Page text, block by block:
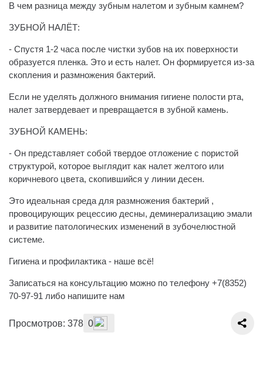
В чем разница между зубным налетом и зубным камнем?
ЗУБНОЙ НАЛЁТ:
- Спустя 1-2 часа после чистки зубов на их поверхности
образуется пленка. Это и есть налет. Он формируется из-за
скопления и размножения бактерий.
️Если не уделять должного внимания гигиене полости рта,
налет затвердевает и превращается в зубной камень.
ЗУБНОЙ КАМЕНЬ:
- Он представляет собой твердое отложение с пористой
структурой, которое выглядит как налет желтого или
коричневого цвета, скопившийся у линии десен.
Это идеальная среда для размножения бактерий ,
провоцирующих рецессию десны, деминерализацию эмали
и развитие патологических изменений в зубочелюстной
системе.
Гигиена и профилактика - наше всё!
Записаться на консультацию можно по телефону +7(8352)
70-97-91 либо напишите нам
Просмотров: 378 0